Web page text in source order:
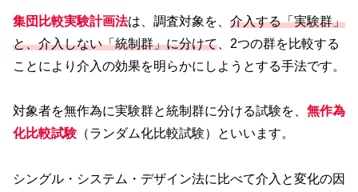
集団比較実験計画法は、調査対象を、 介入する「実験群」
と、介入しない「統制群」に分けて 、2つの群を比較する
ことにより介入の効果を明らかにしようとする手法です。
対象者を無作為に実験群と統制群に分ける試験を、 無作為
化比較試験（ランダム化比較試験）といいます。
シングル・システム・デザイン法に比べて介入と変化の因